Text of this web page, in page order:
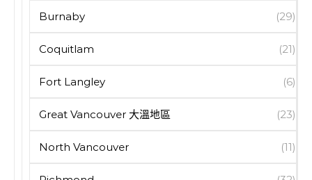
Burnaby (29)
Coquitlam (21)
Fort Langley (6)
Great Vancouver 大溫地區 (23)
North Vancouver (11)